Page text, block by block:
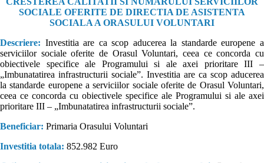
SOCIALE OFERITE DE DIRECTIA DE ASISTENTA
SOCIALA A ORASULUI VOLUNTARI
Descriere: Investitia are ca scop aducerea la standarde europene a
serviciilor sociale oferite de Orasul Voluntari, ceea ce concorda cu
obiectivele specifice ale Programului si ale axei prioritare III –
„Imbunatatirea infrastructurii sociale”. Investitia are ca scop aducerea
la standarde europene a serviciilor sociale oferite de Orasul Voluntari,
ceea ce concorda cu obiectivele specifice ale Programului si ale axei
prioritare III – „Imbunatatirea infrastructurii sociale”.
Beneficiar: Primaria Orasului Voluntari
Investitia totala: 852.982 Euro